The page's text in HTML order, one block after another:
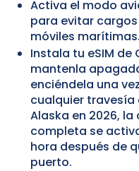
Activa el modo
para evitar
móviles marítimas.
Instala tu eSIM de
mantenla
enciéndela una
cualquier travesía
Alaska en 2026,
completa se
hora después de
puerto.